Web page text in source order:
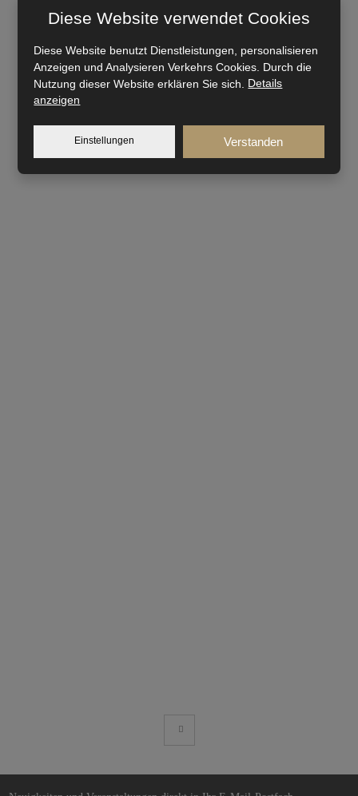
Diese Website verwendet Cookies
Diese Website benutzt Dienstleistungen, personalisieren
Anzeigen und Analysieren Verkehrs Cookies. Durch die
Nutzung dieser Website erklären Sie sich. Details
anzeigen
Einstellungen Verstanden